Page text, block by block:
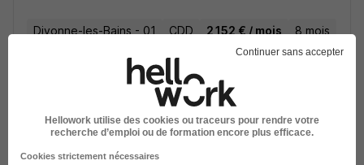
Divonne-les-Bains - 01 CDD 2 152 € / mois 8 mois
Continuer sans accepter
Hellowork utilise des cookies ou traceurs pour rendre votre
recherche d’emploi ou de formation encore plus efficace.
Cookies strictement nécessaires